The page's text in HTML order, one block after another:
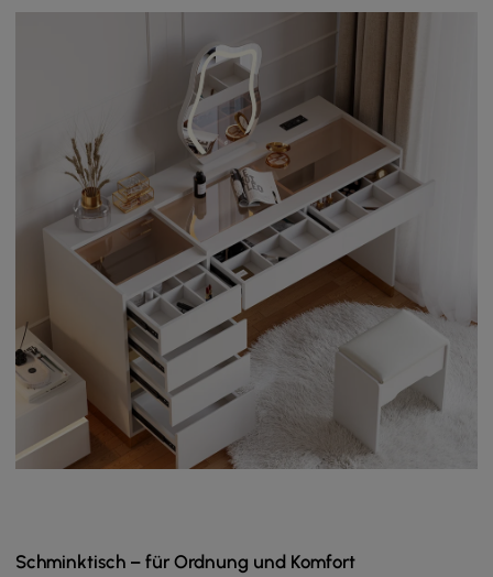
Schminktisch – für Ordnung und Komfort